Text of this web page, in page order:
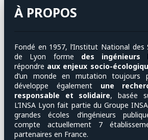
À PROPOS
Fondé en 1957, l’Institut National des
de Lyon forme des ingénieurs
répondre aux enjeux socio-
d’un monde en mutation toujours
développe également une
responsable et solidaire, basée
L’INSA Lyon fait partie du Groupe
grandes écoles d’ingénieurs
compte actuellement 7
partenaires en France.